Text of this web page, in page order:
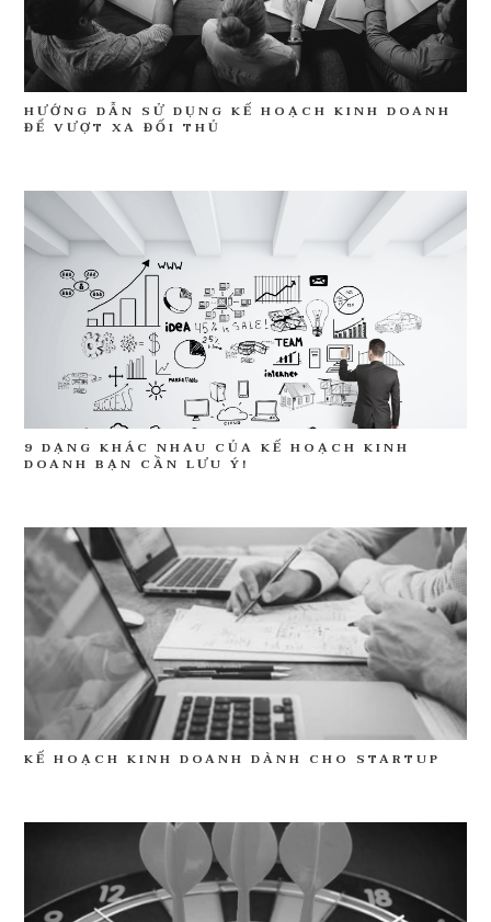
HƯỚNG DẪN SỬ DỤNG KẾ HOẠCH KINH DOANH
ĐỂ VƯỢT XA ĐỐI THỦ
9 DẠNG KHÁC NHAU CỦA KẾ HOẠCH KINH
DOANH BẠN CẦN LƯU Ý!
KẾ HOẠCH KINH DOANH DÀNH CHO STARTUP